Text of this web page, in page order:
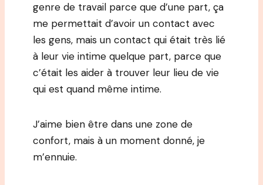
genre de travail parce que d’une part, ça
me permettait d’avoir un contact avec
les gens, mais un contact qui était très lié
à leur vie intime quelque part, parce que
c’était les aider à trouver leur lieu de vie
qui est quand même intime.
J’aime bien être dans une zone de
confort, mais à un moment donné, je
m’ennuie.